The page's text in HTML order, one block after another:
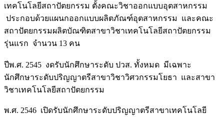
เทคโนโลยีสถาปัตยกรรม ตั้งคณะวิชาออกแบบอุตสาหกรรม
ประกอบด้วยแผนกออกแบบผลิตภัณฑ์อุตสาหกรรม และคณะ
สถาปัตยกรรมผลิตบัณฑิตสาขาวิชาเทคโนโลยีสถาปัตยกรรม
รุ่นแรก จำนวน 13 คน
ปีพ.ศ. 2545 งดรับนักศึกษาระดับ ปวส. ทั้งหมด มีเฉพาะ
นักศึกษาระดับปริญญาตรีสาขาวิชาวิศวกรรมโยธา และสาขา
วิชาเทคโนโลยีสถาปัตยกรรม
พ.ศ. 2546 เปิดรับนักศึกษาระดับปริญญาตรีสาขาเทคโนโลยี